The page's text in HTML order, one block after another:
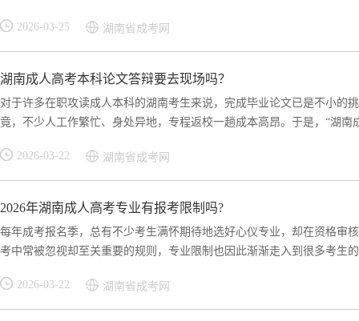
2026-03-25 湖南省成考网
湖南成人高考本科论文答辩要去现场吗？
对于许多在职攻读成人本科的湖南考生来说，完成毕业论文已是不小的
竟，不少人工作繁忙、身处异地，专程返校一趟成本高昂。于是，“湖南
2026-03-22 湖南省成考网
2026年湖南成人高考专业有报考限制吗?
每年成考报名季，总有不少考生满怀期待地选好心仪专业，却在资格审
考中常被忽视却至关重要的规则，专业限制也因此渐渐走入到很多考生
2026-03-22 湖南省成考网